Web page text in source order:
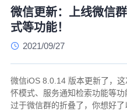
微信更新：上线微信
式等功能！
2021/09/27
微信iOS 8.0.14 版本更新了，
怀模式、服务通知检索功能等
过于微信群的折叠了，你想好了